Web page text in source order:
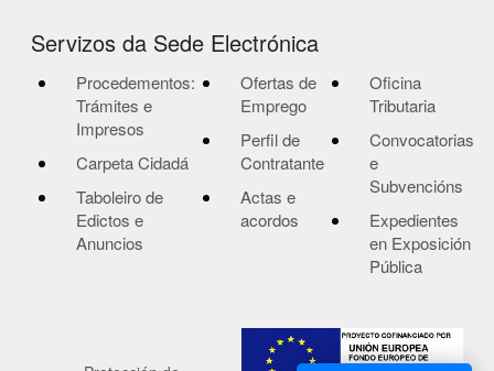
Servizos da Sede Electrónica
Procedementos:
Trámites e
Impresos
Carpeta Cidadá
Taboleiro de
Edictos e
Anuncios
Ofertas de
Emprego
Perfil de
Contratante
Actas e
acordos
Oficina
Tributaria
Convocatorias
e
Subvencións
Expedientes
en Exposición
Pública